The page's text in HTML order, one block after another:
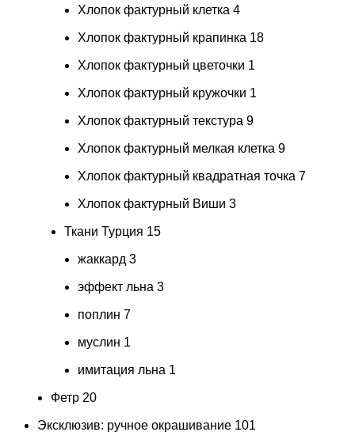
Хлопок фактурный клетка 4
Хлопок фактурный крапинка 18
Хлопок фактурный цветочки 1
Хлопок фактурный кружочки 1
Хлопок фактурный текстура 9
Хлопок фактурный мелкая клетка 9
Хлопок фактурный квадратная точка 7
Хлопок фактурный Виши 3
Ткани Турция 15
жаккард 3
эффект льна 3
поплин 7
муслин 1
имитация льна 1
Фетр 20
Эксклюзив: ручное окрашивание 101